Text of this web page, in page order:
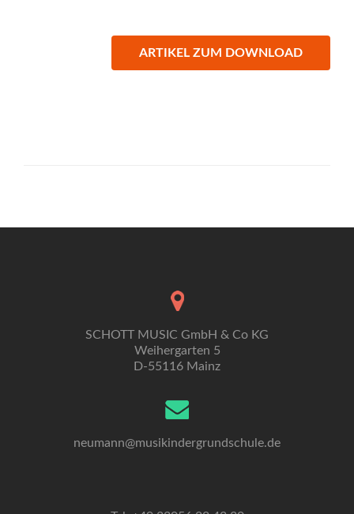
ARTIKEL ZUM DOWNLOAD
SCHOTT MUSIC GmbH & Co KG
Weihergarten 5
D-55116 Mainz
neumann@musikindergrundschule.de